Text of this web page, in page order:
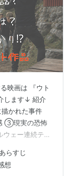
映画は 『ウト
します↓ 紹介
かれた事件
③現実の恐怖
ェー連続テロ
ンツェン 口コ
あらすじ
想